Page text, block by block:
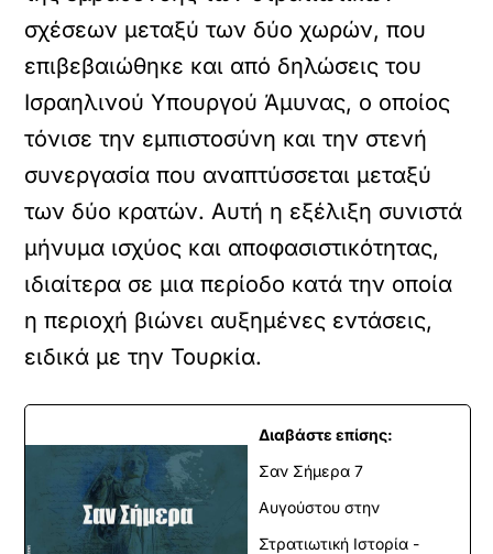
σχέσεων μεταξύ των δύο χωρών, που
επιβεβαιώθηκε και από δηλώσεις του
Ισραηλινού Υπουργού Άμυνας, ο οποίος
τόνισε την εμπιστοσύνη και την στενή
συνεργασία που αναπτύσσεται μεταξύ
των δύο κρατών. Αυτή η εξέλιξη συνιστά
μήνυμα ισχύος και αποφασιστικότητας,
ιδιαίτερα σε μια περίοδο κατά την οποία
η περιοχή βιώνει αυξημένες εντάσεις,
ειδικά με την Τουρκία.
Διαβάστε επίσης:
Σαν Σήμερα 7
Αυγούστου στην
Στρατιωτική Ιστορία -